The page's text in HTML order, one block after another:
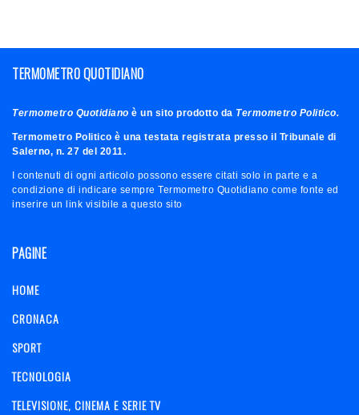
TERMOMETRO QUOTIDIANO
Termometro Quotidiano è un sito prodotto da Termometro Politico.
Termometro Politico è una testata registrata presso il Tribunale di
Salerno, n. 27 del 2011.
I contenuti di ogni articolo possono essere citati solo in parte e a
condizione di indicare sempre Termometro Quotidiano come fonte ed
inserire un link visibile a questo sito
PAGINE
HOME
CRONACA
SPORT
TECNOLOGIA
TELEVISIONE, CINEMA E SERIE TV